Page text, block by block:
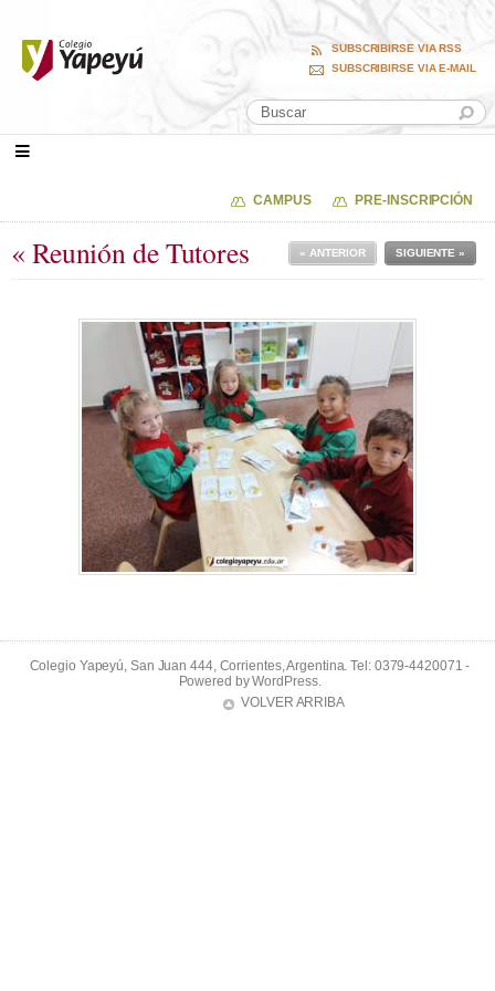
SUBSCRIBIRSE VIA RSS
SUBSCRIBIRSE VIA E-MAIL
CAMPUS PRE-INSCRIPCIÓN
« Reunión de Tutores SIGUIENTE »
« ANTERIOR
Colegio Yapeyú, San Juan 444, Corrientes, Argentina. Tel: 0379-4420071 -
Powered byWordPress.
VOLVER ARRIBA